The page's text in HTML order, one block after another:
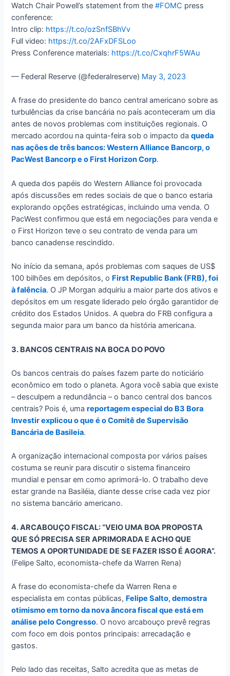
Watch Chair Powell’s statement from the#FOMC press
conference:
Intro clip: https://t.co/ozSnfSBhVv
Full video: https://t.co/2AFxDFSLoo
Press Conference materials: https://t.co/CxqhrF5WAu
— Federal Reserve (@federalreserve) May 3, 2023
A frase do presidente do banco central americano sobre as
turbulências da crise bancária no país aconteceram um dia
antes de novos problemas com instituições regionais. O
mercado acordou na quinta-feira sob o impacto daqueda
nas ações de três bancos: Western Alliance Bancorp, o
PacWest Bancorp e o First Horizon Corp.
A queda dos papéis do Western Alliance foi provocada
após discussões em redes sociais de que o banco estaria
explorando opções estratégicas, incluindo uma venda. O
PacWest confirmou que está em negociações para venda e
o First Horizon teve o seu contrato de venda para um
banco canadense rescindido.
No início da semana, após problemas com saques de US$
100 bilhões em depósitos, o First Republic Bank (FRB), foi
à falência. O JP Morgan adquiriu a maior parte dos ativos e
depósitos em um resgate liderado pelo órgão garantidor de
crédito dos Estados Unidos. A quebra do FRB configura a
segunda maior para um banco da história americana.
3. BANCOS CENTRAIS NA BOCA DO POVO
Os bancos centrais do países fazem parte do noticiário
econômico em todo o planeta. Agora você sabia que existe
– desculpem a redundância – o banco central dos bancos
centrais? Pois é, umareportagem especial do B3 Bora
Investir explicou o que é o Comitê de Supervisão
Bancária de Basileia.
A organização internacional composta por vários países
costuma se reunir para discutir o sistema financeiro
mundial e pensar em como aprimorá-lo. O trabalho deve
estar grande na Basiléia, diante desse crise cada vez pior
no sistema bancário americano.
4. ARCABOUÇO FISCAL: “VEIO UMA BOA PROPOSTA
QUE SÓ PRECISA SER APRIMORADA E ACHO QUE
TEMOS A OPORTUNIDADE DE SE FAZER ISSO É AGORA”.
(Felipe Salto, economista-chefe da Warren Rena)
A frase do economista-chefe da Warren Rena e
especialista em contas públicas, Felipe Salto, demostra
otimismo em torno da nova âncora fiscal que está em
análise pelo Congresso. O novo arcabouço prevê regras
com foco em dois pontos principais: arrecadação e
gastos.
Pelo lado das receitas, Salto acredita que as metas de